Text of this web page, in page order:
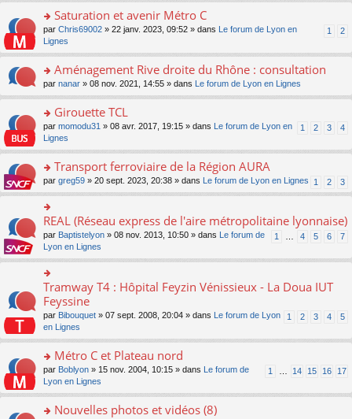
e
nt
pl
u
ré
e
nt
o
lu
u
s
ré
e
nt
g
e
n
o
n
le
u
s
ré
c
nt
m
e
s
s
e
n
o
n
le
s
ré
c
e
nt
er
le
m
e
s
s
e
n
o
n
lu
pl
s
ré
c
nt
o
s
er
le
m
e
s
s
e
n
o
n
lu
pl
ré
e
nt
Saturation et avenir Métro C
1 2
par Chris69002 » 22 janv. 2023, 09:52 » dans
Le forum de Lyon en
Lignes
o
n
ult
er
le
m
e
s
a
e
n
o
n
lu
le
pl
u
s
ré
c
e
nt
Aménagement Rive droite du Rhône : consultation
par nanar » 08 nov. 2021, 14:55 » dans Le forum de Lyon en Lignes
o
s
er
le
m
e
s
s
a
e
o
n
lu
le
pl
s
ré
c
e
nt
Girouette TCL
1 2 3 4
par momodu31 » 08 avr. 2017, 19:15 » dans
Le forum de Lyon en
Lignes
o
n
s
ult
er
le
m
e
s
a
e
n
lu
le
pl
s
Transport ferroviaire de la Région AURA
1 2 3
par greg59 » 20 sept. 2023, 20:38 » dans Le forum de Lyon en Lignes
o
n
s
le
m
e
s
s
a
e
n
o
n
lu
REAL (Réseau express de l'aire métropolitaine lyonnaise)
1 4 5 6 7
par Baptistelyon » 08 nov. 2013, 10:50 » dans
Le forum de
Lyon en Lignes
o
n
ult
le
m
e
s
s
g
Tramway T4 : Hôpital Feyzin Vénissieux - La Doua IUT
Feyssine
1 2 3 4 5
par Bibouquet » 07 sept. 2008, 20:04 » dans
Le forum de Lyon
en Lignes
o
s
er
Métro C et Plateau nord
1 14 15 16 17
par Boblyon » 15 nov. 2004, 10:15 » dans
Le forum de
Lyon en Lignes
Nouvelles photos et vidéos (8)